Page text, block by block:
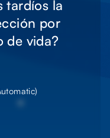
tardíos la
por
de vida?